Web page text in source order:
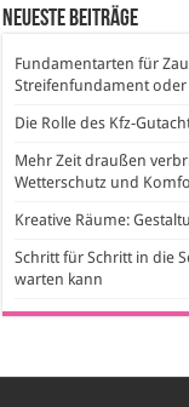
Neueste Beiträge
Fundamentarten für
Streifenfundament
Die Rolle des Kfz-
Mehr Zeit draußen
Wetterschutz und
Kreative Räume:
Schritt für Schritt in die
warten kann